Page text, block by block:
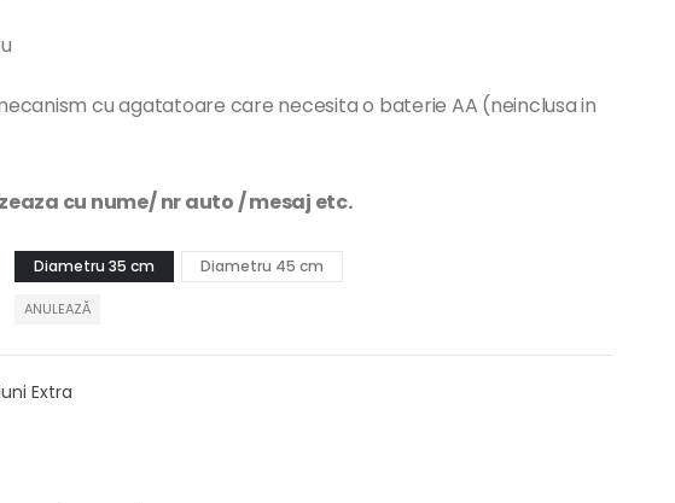
cu agatatoare care necesita o baterie AA (neinclusa in
cu nume/ nr auto / mesaj etc.
Diametru 35 cm Diametru 45 cm
ANULEAZĂ
Extra